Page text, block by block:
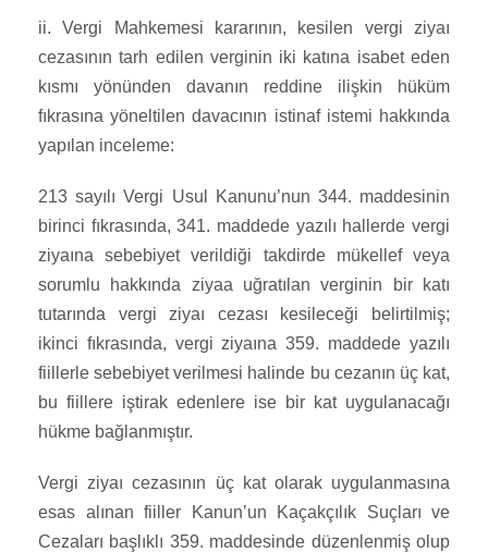
ii. Vergi Mahkemesi kararının, kesilen vergi ziyaı
cezasının tarh edilen verginin iki katına isabet eden
kısmı yönünden davanın reddine ilişkin hüküm
fıkrasına yöneltilen davacının istinaf istemi hakkında
yapılan inceleme:
213 sayılı Vergi Usul Kanunu’nun 344. maddesinin
birinci fıkrasında, 341. maddede yazılı hallerde vergi
ziyaına sebebiyet verildiği takdirde mükellef veya
sorumlu hakkında ziyaa uğratılan verginin bir katı
tutarında vergi ziyaı cezası kesileceği belirtilmiş;
ikinci fıkrasında, vergi ziyaına 359. maddede yazılı
fiillerle sebebiyet verilmesi halinde bu cezanın üç kat,
bu fiillere iştirak edenlere ise bir kat uygulanacağı
hükme bağlanmıştır.
Vergi ziyaı cezasının üç kat olarak uygulanmasına
esas alınan fiiller Kanun’un Kaçakçılık Suçları ve
Cezaları başlıklı 359. maddesinde düzenlenmiş olup